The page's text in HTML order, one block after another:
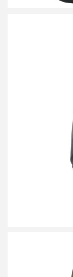
レインメーカー